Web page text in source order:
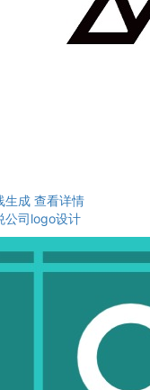
生成 查看详情
公司logo设计